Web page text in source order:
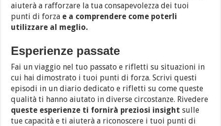
aiuterà a rafforzare la tua consapevolezza dei tuoi
punti di forza e a comprendere come poterli
utilizzare al meglio.
Esperienze passate
Fai un viaggio nel tuo passato e rifletti su situazioni in
cui hai dimostrato i tuoi punti di forza. Scrivi questi
episodi in un diario dedicato e rifletti su come queste
qualità ti hanno aiutato in diverse circostanze. Rivedere
queste esperienze ti fornirà preziosi insight sulle
tue capacità e ti aiuterà a riconoscere i tuoi punti di